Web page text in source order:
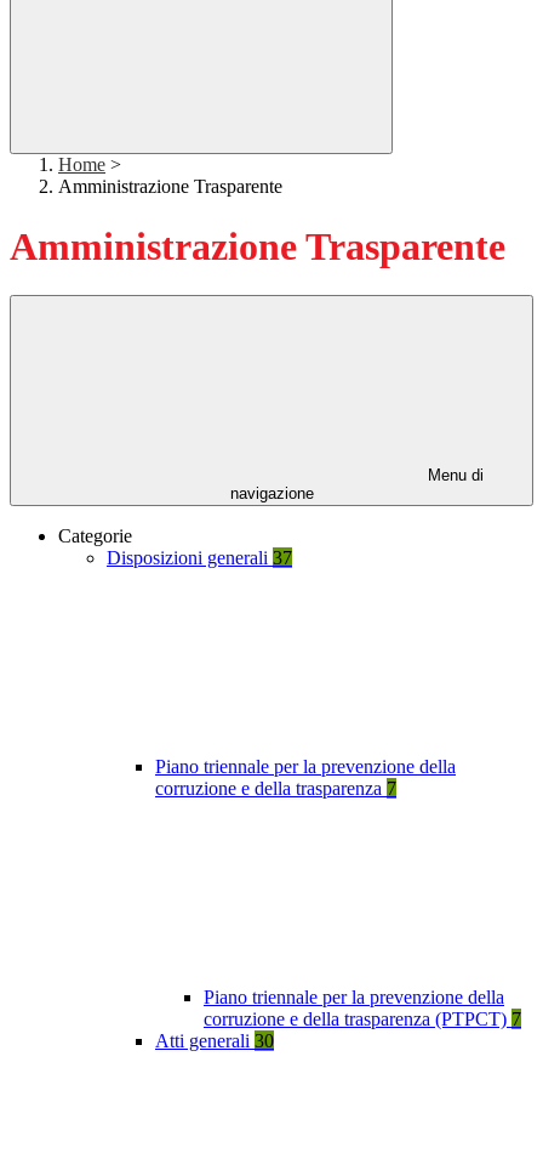
Home >
Amministrazione Trasparente
Amministrazione Trasparente
Menu di
navigazione
Categorie
Disposizioni generali 37
Piano triennale per la prevenzione della
corruzione e della trasparenza 7
Piano triennale per la prevenzione della
corruzione e della trasparenza (PTPCT) 7
Atti generali 30